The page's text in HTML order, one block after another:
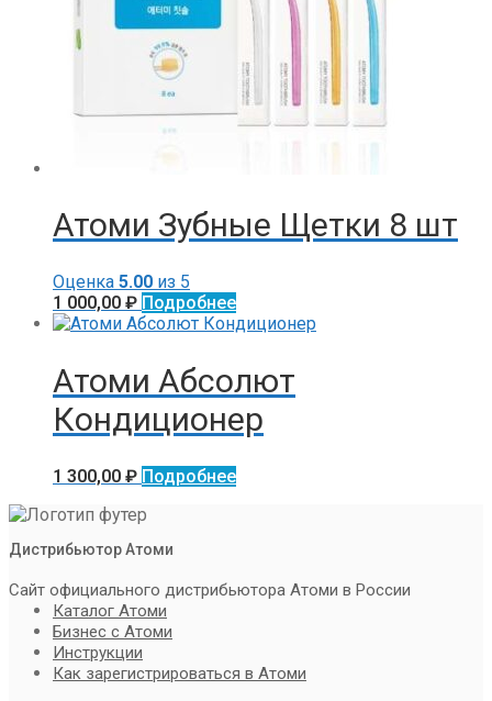
Атоми Зубные Щетки 8 шт
Оценка 5.00 из 5
1 000,00 ₽ Подробнее
Атоми Абсолют
Кондиционер
1 300,00 ₽ Подробнее
Дистрибьютор Атоми
Сайт официального дистрибьютора Атоми в России
Каталог Атоми
Бизнес с Атоми
Инструкции
Как зарегистрироваться в Атоми